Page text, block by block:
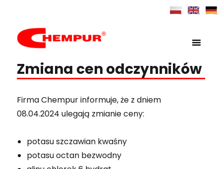
Chempur
Zmiana cen odczynników
Firma Chempur informuje, że z dniem
08.04.2024 ulegają zmianie ceny:
potasu szczawian kwaśny
potasu octan bezwodny